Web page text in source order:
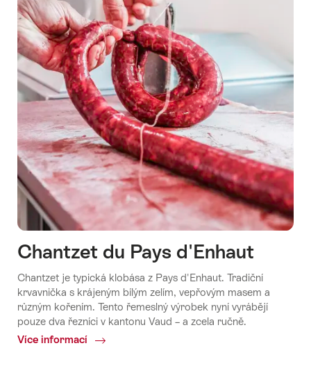
Chantzet du Pays d'Enhaut
Chantzet je typická klobása z Pays d'Enhaut. Tradiční
krvavnička s krájeným bílým zelím, vepřovým masem a
různým kořením. Tento řemeslný výrobek nyní vyrábějí
pouze dva řezníci v kantonu Vaud – a zcela ručně.
Více informací
Common.Of